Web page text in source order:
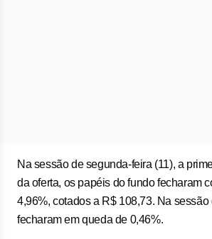
Na sessão de segunda-feira (11), a
da oferta, os papéis do fundo fecharam
4,96%, cotados a R$ 108,73. Na sessão
fecharam em queda de 0,46%.